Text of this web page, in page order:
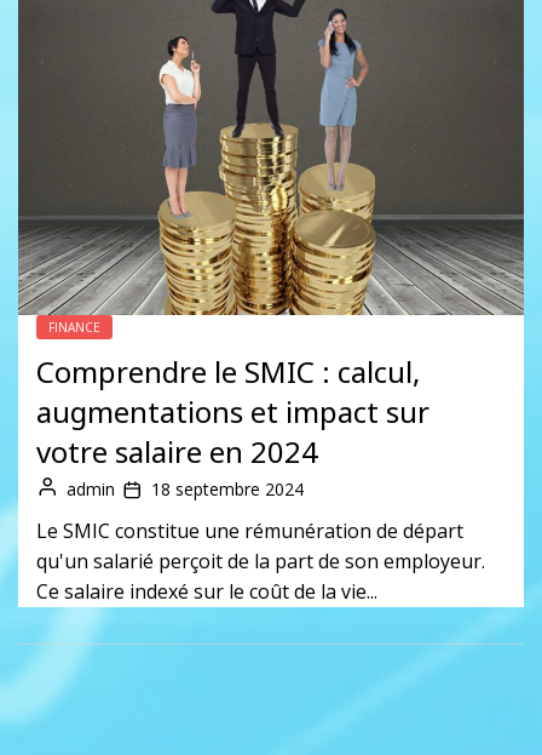
FINANCE
Comprendre le SMIC : calcul,
augmentations et impact sur
votre salaire en 2024
admin 18 septembre 2024
Le SMIC constitue une rémunération de départ
qu'un salarié perçoit de la part de son employeur.
Ce salaire indexé sur le coût de la vie...